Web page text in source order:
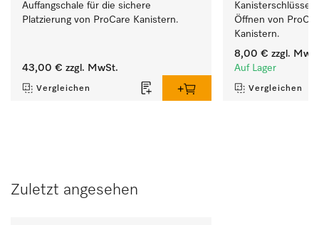
Auffangschale für die sichere
Platzierung von ProCare Kanistern.
43,00 € zzgl. MwSt.
Vergleichen
Kanisterschlüssel
Öffnen von
Kanistern.
8,00 € zzgl.
Auf Lager
Vergleichen
Zuletzt angesehen